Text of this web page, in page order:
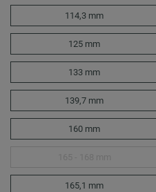
114,3 mm
125 mm
133 mm
139,7 mm
160 mm
165,1 mm